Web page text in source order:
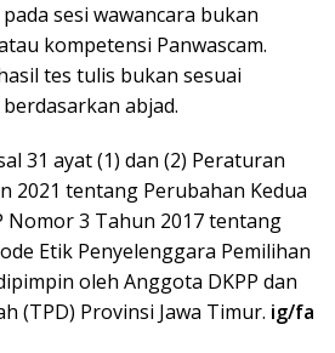
sesi wawancara bukan
kompetensi Panwascam.
tes tulis bukan sesuai
abjad.
31 ayat (1) dan (2) Peraturan
2021 tentang Perubahan Kedua
Nomor 3 Tahun 2017 tentang
Etik Penyelenggara Pemilihan
oleh Anggota DKPP dan
(TPD) Provinsi Jawa Timur. ig/fa